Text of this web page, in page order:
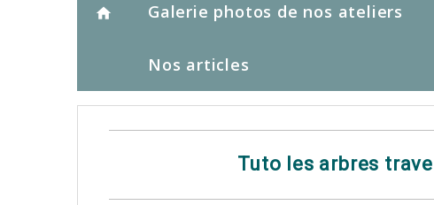
home Galerie photos de nos ateliers
Nos articles
Tuto les arbres